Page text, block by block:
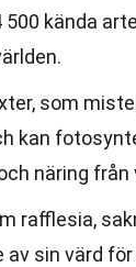
500 kända
som
kan
näring från
rafflesia,
av sin värd